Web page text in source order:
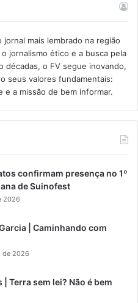
jornal mais lembrado na região
jornalismo ético e a busca pela
décadas, o FV segue inovando,
seus valores fundamentais:
e a missão de bem informar.​
confirmam presença no 1º
de Suinofest
2026
| Caminhando com
de 2026
| Terra sem lei? Não é bem